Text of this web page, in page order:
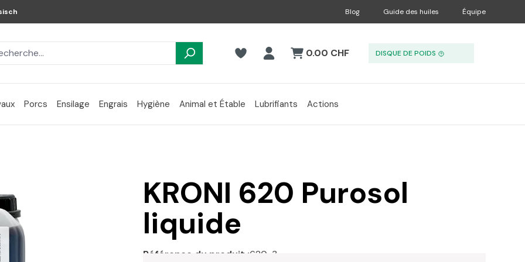
Blog Guide des huiles Équipe
0.00 CHF DISQUE DE POIDS
Porcs Ensilage Engrais Hygiène Animal et Étable Lubrifiants Actions
KRONI 620 Purosol
liquide
Référence du produit :620-3